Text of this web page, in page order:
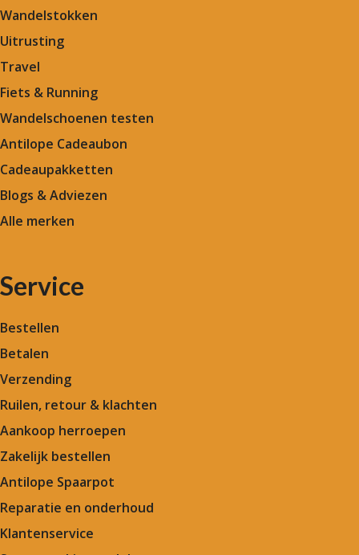
Wandelstokken
Uitrusting
Travel
Fiets & Running
Wandelschoenen testen
Antilope Cadeaubon
Cadeaupakketten
Blogs & Adviezen
Alle merken
Service
Bestellen
Betalen
Verzending
Ruilen, retour & klachten
Aankoop herroepen
Zakelijk bestellen
Antilope Spaarpot
Reparatie en onderhoud
Klantenservice